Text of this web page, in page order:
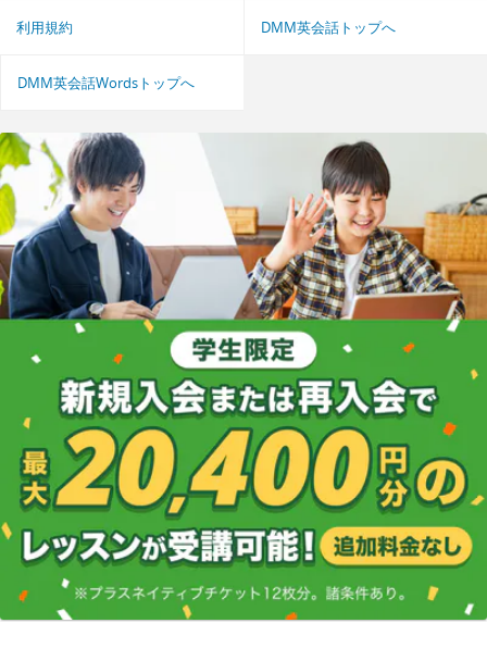
利用規約 DMM英会話トップへ
DMM英会話Wordsトップへ